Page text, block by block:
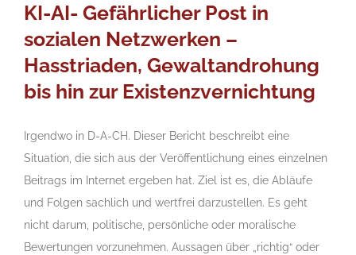
KI-AI- Gefährlicher Post in
sozialen Netzwerken –
Hasstriaden, Gewaltandrohung
bis hin zur Existenzvernichtung
Irgendwo in D-A-CH. Dieser Bericht beschreibt eine
Situation, die sich aus der Veröffentlichung eines einzelnen
Beitrags im Internet ergeben hat. Ziel ist es, die Abläufe
und Folgen sachlich und wertfrei darzustellen. Es geht
nicht darum, politische, persönliche oder moralische
Bewertungen vorzunehmen. Aussagen über „richtig“ oder